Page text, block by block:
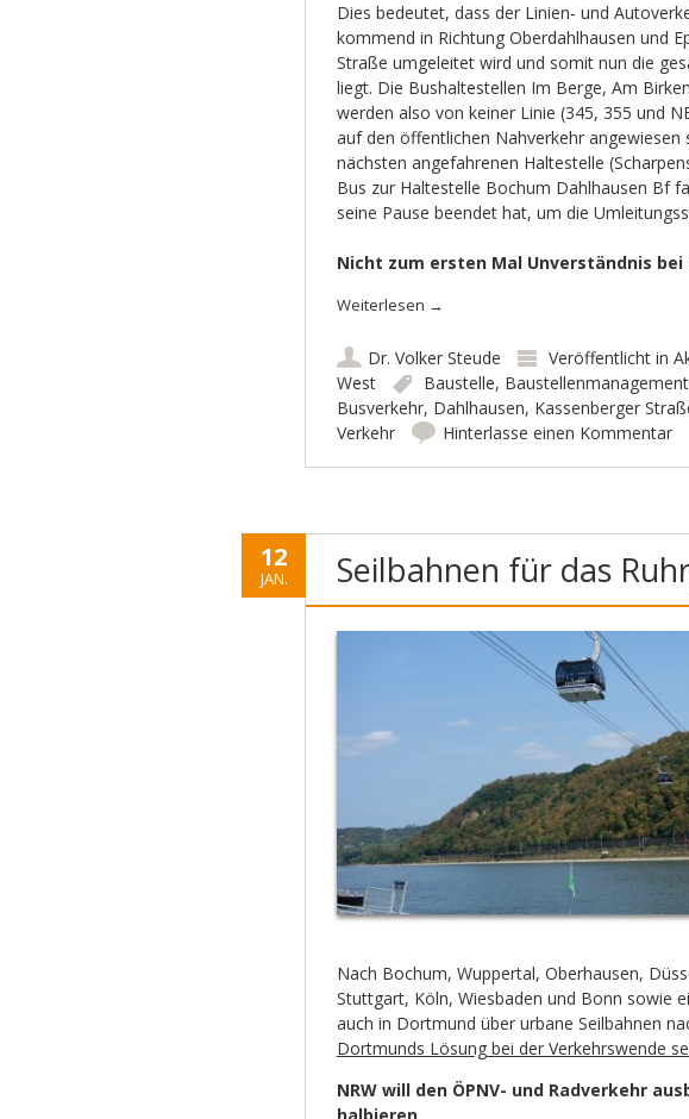
Dies bedeutet, dass der Linien- und
kommend in Richtung Oberdahlhausen und
Straße umgeleitet wird und somit nun die
liegt. Die Bushaltestellen Im Berge, Am
werden also von keiner Linie (345, 355 und
auf den öffentlichen Nahverkehr
nächsten angefahrenen Haltestelle
Bus zur Haltestelle Bochum Dahlhausen Bf
seine Pause beendet hat, um die
Nicht zum ersten Mal Unverständnis bei
Weiterlesen →
Dr. Volker Steude Veröffentlicht in
West
Baustelle, Baustellenmanagement
Busverkehr, Dahlhausen, Kassenberger
Verkehr
Hinterlasse einen Kommentar
12
JAN. Seilbahnen für das
Nach Bochum, Wuppertal, Oberhausen,
Stuttgart, Köln, Wiesbaden und Bonn sowie
auch in Dortmund über urbane Seilbahnen
Dortmunds Lösung bei der Verkehrswende
NRW will den ÖPNV- und Radverkehr